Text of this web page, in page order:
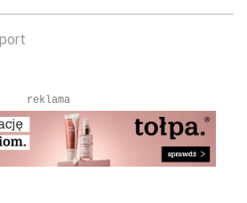
reklama